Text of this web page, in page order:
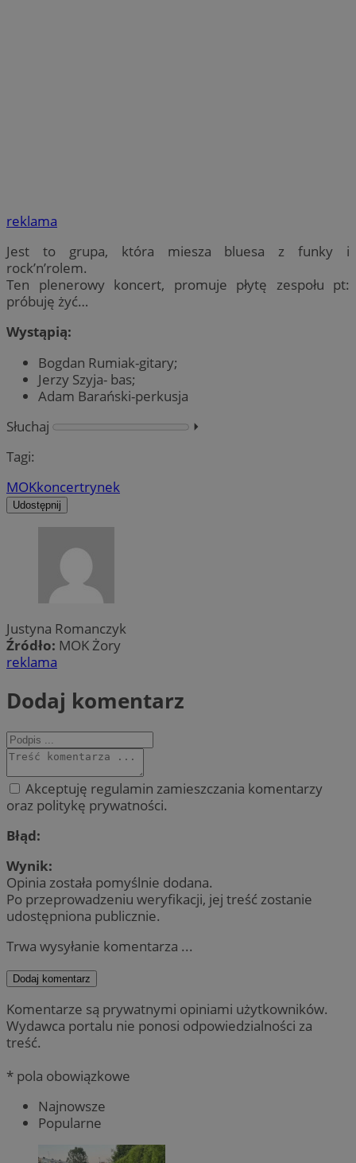
reklama
Jest to grupa, która miesza bluesa z funky i
rock’n’rolem.
Ten plenerowy koncert, promuje płytę zespołu pt:
próbuję żyć…
Wystąpią:
Bogdan Rumiak-gitary;
Jerzy Szyja- bas;
Adam Barański-perkusja
Słuchaj
⏵︎
Tagi:
MOKkoncertrynek
Udostępnij
Justyna Romanczyk
Źródło: MOK Żory
reklama
Dodaj komentarz
Akceptuję regulamin zamieszczania komentarzy
oraz politykę prywatności.
Błąd:
Wynik:
Opinia została pomyślnie dodana.
Po przeprowadzeniu weryfikacji, jej treść zostanie
udostępniona publicznie.
Trwa wysyłanie komentarza ...
Dodaj komentarz
Komentarze są prywatnymi opiniami użytkowników.
Wydawca portalu nie ponosi odpowiedzialności za
treść.
* pola obowiązkowe
Najnowsze
Popularne